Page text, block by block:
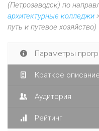
(Петрозаводск) по
архитектурные колледжи
путь и путевое хозяйство)
Параметры
Краткое описание
Аудитория
Рейтинг